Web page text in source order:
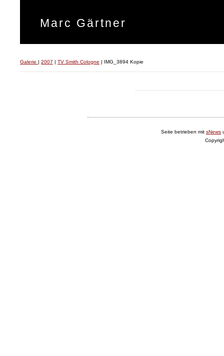
Marc Gärtner
Galerie | 2007 | TV Smith Cologne | IMG_3894 Kopie
Seite betrieben mit sNews